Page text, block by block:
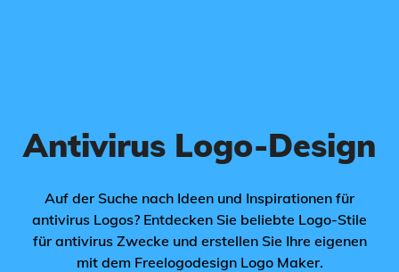
Antivirus Logo-Design
Auf der Suche nach Ideen und Inspirationen für
antivirus Logos? Entdecken Sie beliebte Logo-Stile
für antivirus Zwecke und erstellen Sie Ihre eigenen
mit dem Freelogodesign Logo Maker.